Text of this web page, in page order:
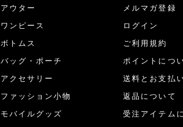
アウター
ワンピース
ボトムス
バッグ・ポーチ
アクセサリー
ファッション小物
モバイルグッズ
メルマガ登録
ログイン
ご利用規約
ポイントにつ
送料とお支払
返品について
受注アイテム